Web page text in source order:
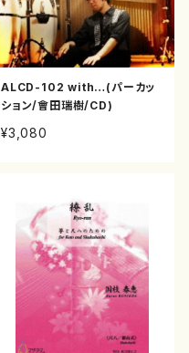
ALCD-102 with…(パーカッ
ション/會田瑞樹/CD)
¥3,080